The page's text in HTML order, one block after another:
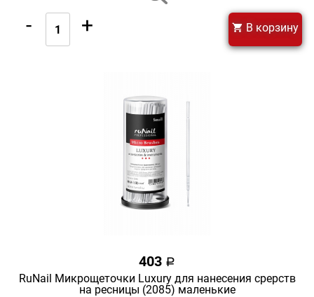
- + В корзину
403 a
RuNail Микрощеточки Luxury для нанесения срерств
на ресницы (2085) маленькие